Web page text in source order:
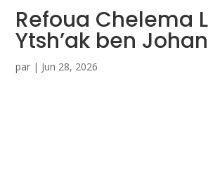
Refoua Chelema
Ytsh’ak ben
par | Jun 28, 2026